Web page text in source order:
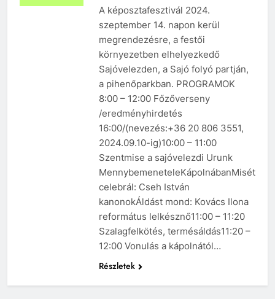
A képosztafesztivál 2024.
szeptember 14. napon kerül
megrendezésre, a festői
környezetben elhelyezkedő
Sajóvelezden, a Sajó folyó partján,
a pihenőparkban. PROGRAMOK
8:00 – 12:00 Főzőverseny
/eredményhirdetés
16:00/(nevezés:+36 20 806 3551,
2024.09.10-ig)10:00 – 11:00
Szentmise a sajóvelezdi Urunk
MennybemeneteleKápolnábanMisét
celebrál: Cseh István
kanonokÁldást mond: Kovács Ilona
református lelkésznő11:00 – 11:20
Szalagfelkötés, termésáldás11:20 –
12:00 Vonulás a kápolnától…
Részletek